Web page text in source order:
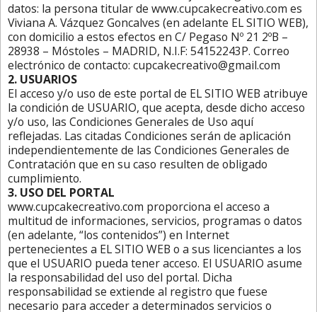
datos: la persona titular de www.cupcakecreativo.com es
Viviana A. Vázquez Goncalves (en adelante EL SITIO WEB),
con domicilio a estos efectos en C/ Pegaso Nº 21 2ºB –
28938 – Móstoles – MADRID, N.I.F: 54152243P. Correo
electrónico de contacto: cupcakecreativo@gmail.com
2. USUARIOS
El acceso y/o uso de este portal de EL SITIO WEB atribuye
la condición de USUARIO, que acepta, desde dicho acceso
y/o uso, las Condiciones Generales de Uso aquí
reflejadas. Las citadas Condiciones serán de aplicación
independientemente de las Condiciones Generales de
Contratación que en su caso resulten de obligado
cumplimiento.
3. USO DEL PORTAL
www.cupcakecreativo.com proporciona el acceso a
multitud de informaciones, servicios, programas o datos
(en adelante, “los contenidos”) en Internet
pertenecientes a EL SITIO WEB o a sus licenciantes a los
que el USUARIO pueda tener acceso. El USUARIO asume
la responsabilidad del uso del portal. Dicha
responsabilidad se extiende al registro que fuese
necesario para acceder a determinados servicios o